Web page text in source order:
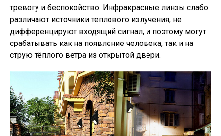
тревогу и беспокойство. Инфракрасные линзы слабо
различают источники теплового излучения, не
дифференцируют входящий сигнал, и поэтому могут
срабатывать как на появление человека, так и на
струю тёплого ветра из открытой двери.